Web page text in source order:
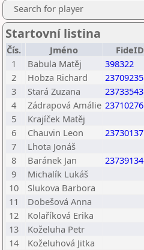
Search for player
Startovní listina
Čís. Jméno FideID
1
Babula Matěj 398322
2
Hobza Richard 23709235
3
Stará Zuzana 23733543
4
Zádrapová Amálie 23710276
5
Krajíček Matěj
6
Chauvin Leon 23730137
7
Lhota Jonáš
8
Baránek Jan 23739134
9
Michalík Lukáš
10
Slukova Barbora
11
Dobešová Anna
12
Kolaříková Erika
13
Koželuha Petr
14
Koželuhová Jitka